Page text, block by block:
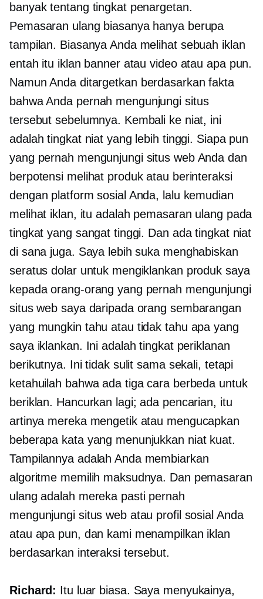
banyak tentang tingkat penargetan.
Pemasaran ulang biasanya hanya berupa
tampilan. Biasanya Anda melihat sebuah iklan
entah itu iklan banner atau video atau apa pun.
Namun Anda ditargetkan berdasarkan fakta
bahwa Anda pernah mengunjungi situs
tersebut sebelumnya. Kembali ke niat, ini
adalah tingkat niat yang lebih tinggi. Siapa pun
yang pernah mengunjungi situs web Anda dan
berpotensi melihat produk atau berinteraksi
dengan platform sosial Anda, lalu kemudian
melihat iklan, itu adalah pemasaran ulang pada
tingkat yang sangat tinggi. Dan ada tingkat niat
di sana juga. Saya lebih suka menghabiskan
seratus dolar untuk mengiklankan produk saya
kepada orang-orang yang pernah mengunjungi
situs web saya daripada orang sembarangan
yang mungkin tahu atau tidak tahu apa yang
saya iklankan. Ini adalah tingkat periklanan
berikutnya. Ini tidak sulit sama sekali, tetapi
ketahuilah bahwa ada tiga cara berbeda untuk
beriklan. Hancurkan lagi; ada pencarian, itu
artinya mereka mengetik atau mengucapkan
beberapa kata yang menunjukkan niat kuat.
Tampilannya adalah Anda membiarkan
algoritme memilih maksudnya. Dan pemasaran
ulang adalah mereka pasti pernah
mengunjungi situs web atau profil sosial Anda
atau apa pun, dan kami menampilkan iklan
berdasarkan interaksi tersebut.
Richard: Itu luar biasa. Saya menyukainya,